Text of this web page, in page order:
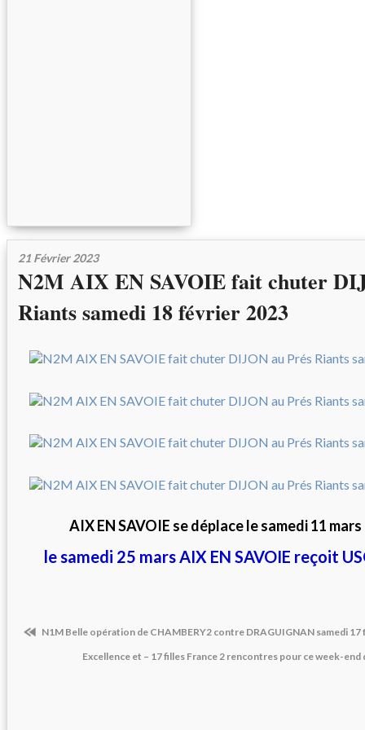
21 Février 2023
N2M AIX EN SAVOIE fait chuter
Riants samedi 18 février 2023
AIX EN SAVOIE se déplace le samedi 11 mars
le samedi 25 mars AIX EN SAVOIE reçoit
N1M Belle opération de CHAMBERY2 contre DRAGUIGNAN samedi
Excellence et – 17 filles France 2 rencontres pour ce week-